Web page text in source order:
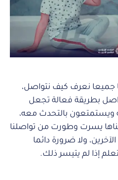
جميعا نعرف كيف نتواصل،
بطريقة فعالة تجعل
ويستمتعون بالتحدث معه،
يسرت وطورت من تواصلنا
ولا ضرورة دائما
إذا لم يتيسر ذلك.